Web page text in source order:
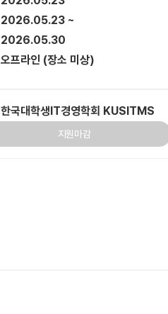
2026.05.23 ~
2026.05.30
오프라인 (장소 미상)
한국대학생IT경영학회 KUSITMS
지원마감